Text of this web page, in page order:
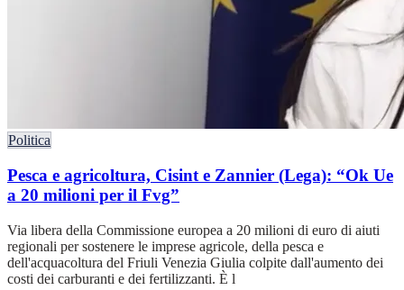
Politica
Pesca e agricoltura, Cisint e Zannier (Lega): “Ok Ue
a 20 milioni per il Fvg”
Via libera della Commissione europea a 20 milioni di euro di aiuti
regionali per sostenere le imprese agricole, della pesca e
dell'acquacoltura del Friuli Venezia Giulia colpite dall'aumento dei
costi dei carburanti e dei fertilizzanti. È l